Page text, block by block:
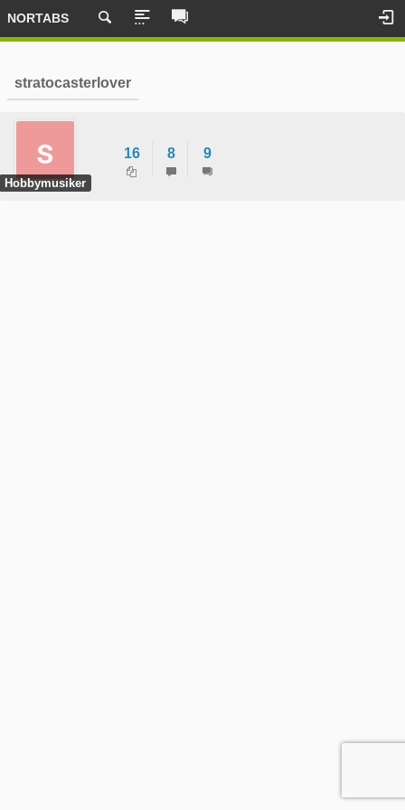
NORTABS
stratocasterlover
Hobbymusiker
16 8 9